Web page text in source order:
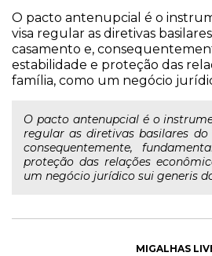
O pacto antenupcial é o
visa regular as diretivas
casamento e,
estabilidade e proteção das
família, como um negócio
O pacto antenupcial é o
regular as diretivas basilares
consequentemente,
proteção das relações
um negócio jurídico sui generis
MIGALHAS